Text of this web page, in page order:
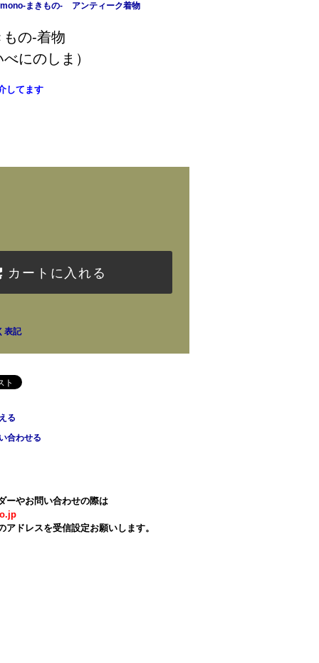
まきもの- アンティーク着物
の-着物
にのしま）
してます
カートに入れる
表記
る
合わせる
ーやお問い合わせの際は
アドレスを受信設定お願いします。